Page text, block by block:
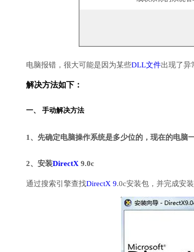
电脑报错，很大可能是因为某些DLL文件出现了异
解决方法如下：
一、 手动解决方法
1、先确定电脑操作系统是多少位的，现在的电脑
2、安装DirectX 9.0c
通过搜索引擎查找DirectX 9.0c安装包，并完成安装